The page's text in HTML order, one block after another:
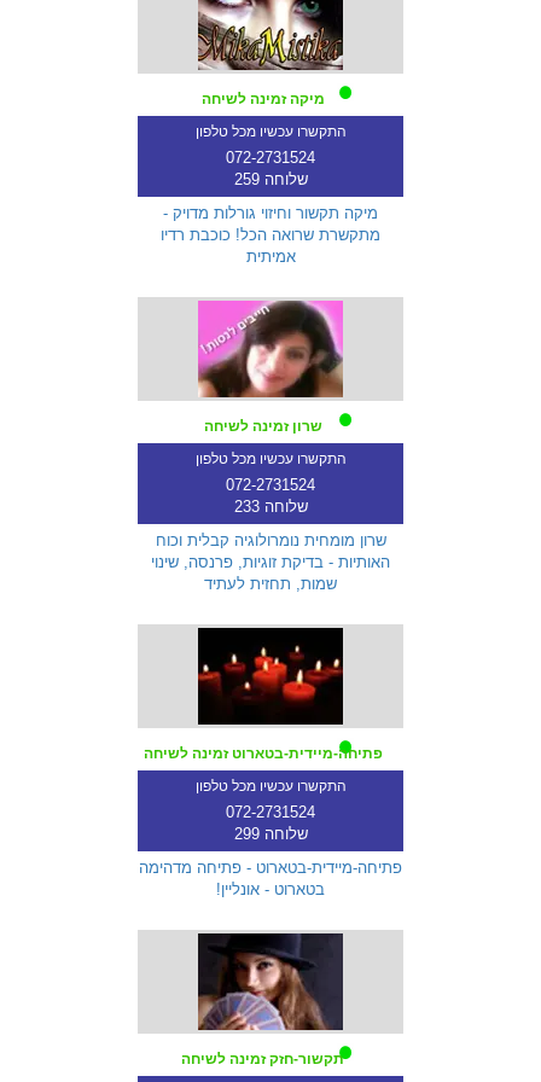
מיקה זמינה לשיחה
התקשרו עכשיו מכל טלפון
072-2731524
שלוחה 259
מיקה תקשור וחיזוי גורלות מדויק -
מתקשרת שרואה הכל! כוכבת רדיו
אמיתית
שרון זמינה לשיחה
התקשרו עכשיו מכל טלפון
072-2731524
שלוחה 233
שרון מומחית נומרולוגיה קבלית וכוח
האותיות - בדיקת זוגיות, פרנסה, שינוי
שמות, תחזית לעתיד
פתיחה-מיידית-בטארוט זמינה לשיחה
התקשרו עכשיו מכל טלפון
072-2731524
שלוחה 299
פתיחה-מיידית-בטארוט - פתיחה מדהימה
בטארוט - אונליין!
תקשור-חזק זמינה לשיחה